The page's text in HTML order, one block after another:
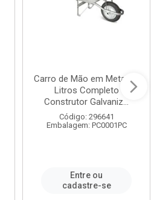
Carro de Mão em Metal 60
Litros Completo
Construtor Galvaniz...
Código: 296641
Embalagem: PC0001PC
Entre ou
cadastre-se